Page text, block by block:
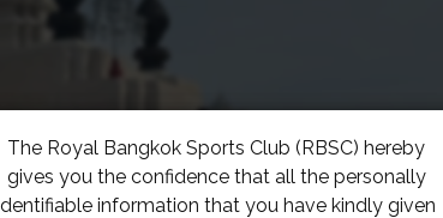
The Royal Bangkok Sports Club (RBSC) hereby
gives you the confidence that all the personally
information that you have kindly given